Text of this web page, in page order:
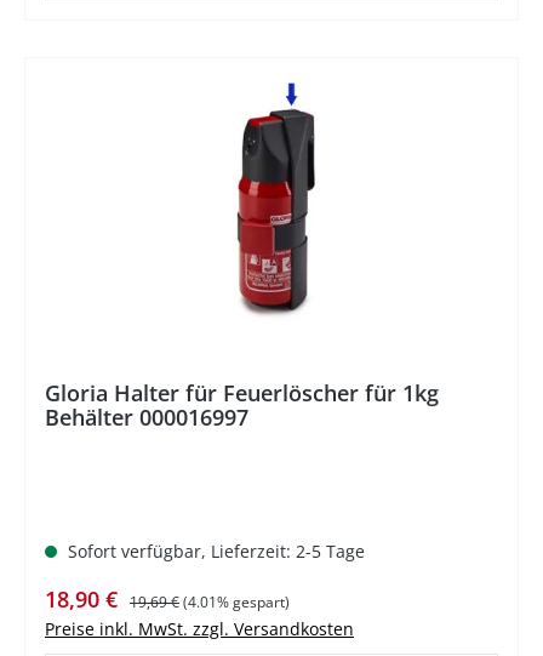
Gloria Halter für Feuerlöscher für 1kg
Behälter 000016997
Sofort verfügbar, Lieferzeit: 2-5 Tage
Verkaufspreis:
18,90 € Regulärer Preis:
19,69 €(4.01% gespart)
Preise inkl. MwSt. zzgl. Versandkosten